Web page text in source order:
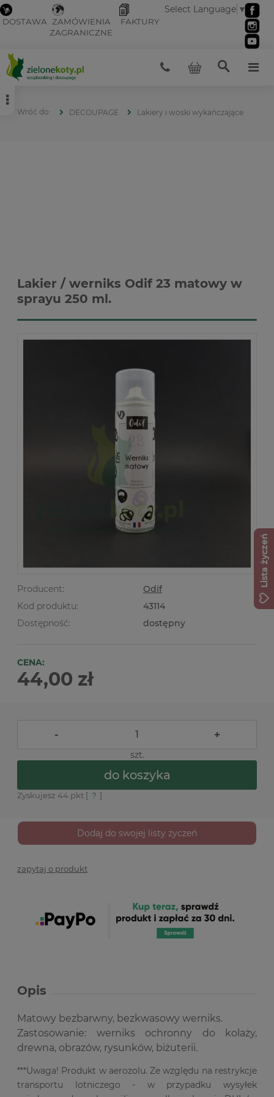
DOSTAWA ZAMÓWIENIA
ZAGRANICZNE
FAKTURY
Select Language ▼
DECOUPAGE Lakiery i woski wykańczające
Lakier / werniks Odif 23 matowy w
sprayu 250 ml.
Producent:
Odif
Kod produktu:
43114
Dostępność:
dostępny
CENA:
44,00 zł
- +
szt.
do koszyka
Zyskujesz 44 pkt [ ? ]
Dodaj do swojej listy życzeń
zapytaj o produkt
Opis
Matowy bezbarwny, bezkwasowy werniks.
Zastosowanie: werniks ochronny do kolaży,
drewna, obrazów, rysunków, biżuterii.
***Uwaga! Produkt w aerozolu. Ze względu na restrykcje
transportu lotniczego - w przypadku wysyłek
Lista życzeń